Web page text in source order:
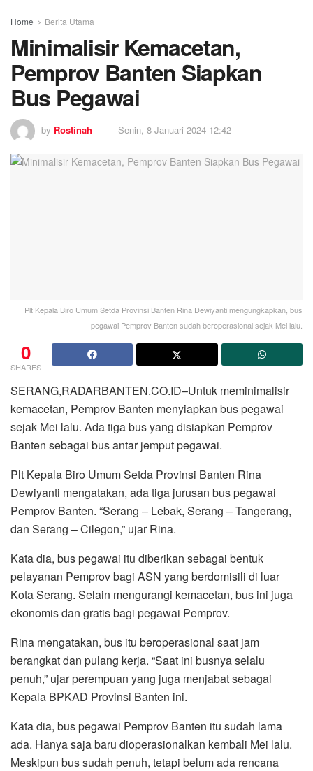
Home Berita Utama
Minimalisir Kemacetan,
Pemprov Banten Siapkan
Bus Pegawai
by Rostinah Senin, 8 Januari 2024 12:42
Plt Kepala Biro Umum Setda Provinsi Banten Rina Dewiyanti mengungkapkan, bus
pegawai Pemprov Banten sudah beroperasional sejak Mei lalu.
0
SHARES
SERANG,RADARBANTEN.CO.ID–Untuk meminimalisir
kemacetan, Pemprov Banten menyiapkan bus pegawai
sejak Mei lalu. Ada tiga bus yang disiapkan Pemprov
Banten sebagai bus antar jemput pegawai.
Plt Kepala Biro Umum Setda Provinsi Banten Rina
Dewiyanti mengatakan, ada tiga jurusan bus pegawai
Pemprov Banten. “Serang – Lebak, Serang – Tangerang,
dan Serang – Cilegon,” ujar Rina.
Kata dia, bus pegawai itu diberikan sebagai bentuk
pelayanan Pemprov bagi ASN yang berdomisili di luar
Kota Serang. Selain mengurangi kemacetan, bus ini juga
ekonomis dan gratis bagi pegawai Pemprov.
Rina mengatakan, bus itu beroperasional saat jam
berangkat dan pulang kerja. “Saat ini busnya selalu
penuh,” ujar perempuan yang juga menjabat sebagai
Kepala BPKAD Provinsi Banten ini.
Kata dia, bus pegawai Pemprov Banten itu sudah lama
ada. Hanya saja baru dioperasionalkan kembali Mei lalu.
Meskipun bus sudah penuh, tetapi belum ada rencana